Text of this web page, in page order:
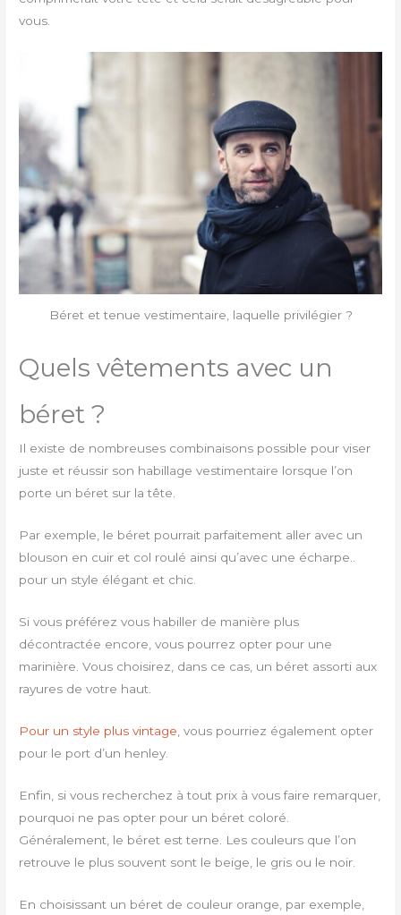
vous.
Béret et tenue vestimentaire, laquelle privilégier ?
Quels vêtements avec un
béret ?
Il existe de nombreuses combinaisons possible pour viser
juste et réussir son habillage vestimentaire lorsque l’on
porte un béret sur la tête.
Par exemple, le béret pourrait parfaitement aller avec un
blouson en cuir et col roulé ainsi qu’avec une écharpe..
pour un style élégant et chic.
Si vous préférez vous habiller de manière plus
décontractée encore, vous pourrez opter pour une
marinière. Vous choisirez, dans ce cas, un béret assorti aux
rayures de votre haut.
Pour un style plus vintage , vous pourriez également opter
pour le port d’un henley.
Enfin, si vous recherchez à tout prix à vous faire remarquer,
pourquoi ne pas opter pour un béret coloré.
Généralement, le béret est terne. Les couleurs que l’on
retrouve le plus souvent sont le beige, le gris ou le noir.
En choisissant un béret de couleur orange, par exemple,